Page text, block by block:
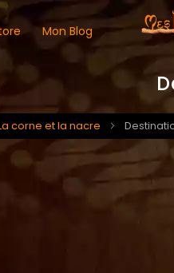
Mon Blog
corne et la nacre